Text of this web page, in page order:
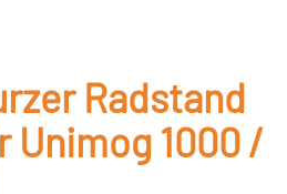
Radstand
Unimog 1000 /